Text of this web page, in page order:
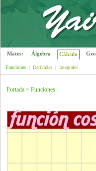
Mates: Álgebra Cálculo Geo
Funciones | Derivadas | Integrales
Portada > Funciones